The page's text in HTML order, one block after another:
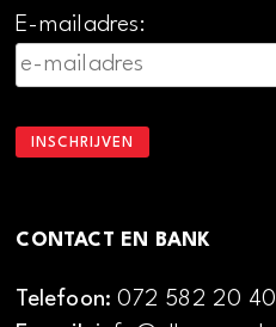
E-mailadres:
CONTACT EN BANK
Telefoon:072 582 20 40